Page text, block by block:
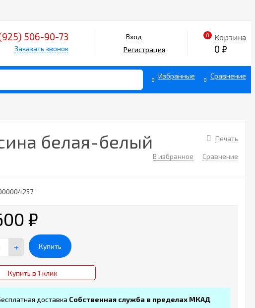
506-90-73
Заказать звонок
Вход
Регистрация
0 Корзина
0 ₽
0 Избранные 0 Сравнение
Печать
белая-белый
В избранное Сравнение
₽
+ Купить
Купить в 1 клик
доставка Собственная служба в пределах МКАД